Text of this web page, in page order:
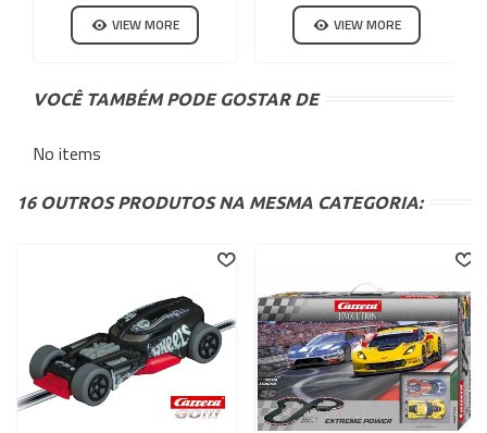
VIEW MORE VIEW MORE
VOCÊ TAMBÉM PODE GOSTAR DE
No items
16 OUTROS PRODUTOS NA MESMA CATEGORIA: